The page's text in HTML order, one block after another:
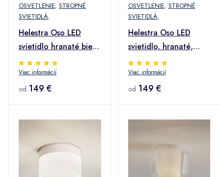
OSVETLENIE, STROPNÉ
SVIETIDLÁ,
Helestra Oso LED
svietidlo hranaté biela
matná
Viac informácií
od 149 €
OSVETLENIE, STROPNÉ
SVIETIDLÁ,
Helestra Oso LED
svietidlo, hranaté,
hliník matný
Viac informácií
od 149 €